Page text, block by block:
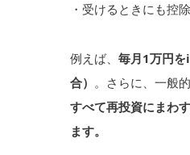
・受けるときにも控
例えば、 毎月1万円
合） 。さらに、一般
すべて再投資にまわ
ます。